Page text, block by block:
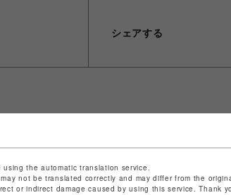
シェアする
法令に基づく表記はこちら
the automatic translation service.
not be translated correctly and may differ from the
or indirect damage caused by using this service. Thank